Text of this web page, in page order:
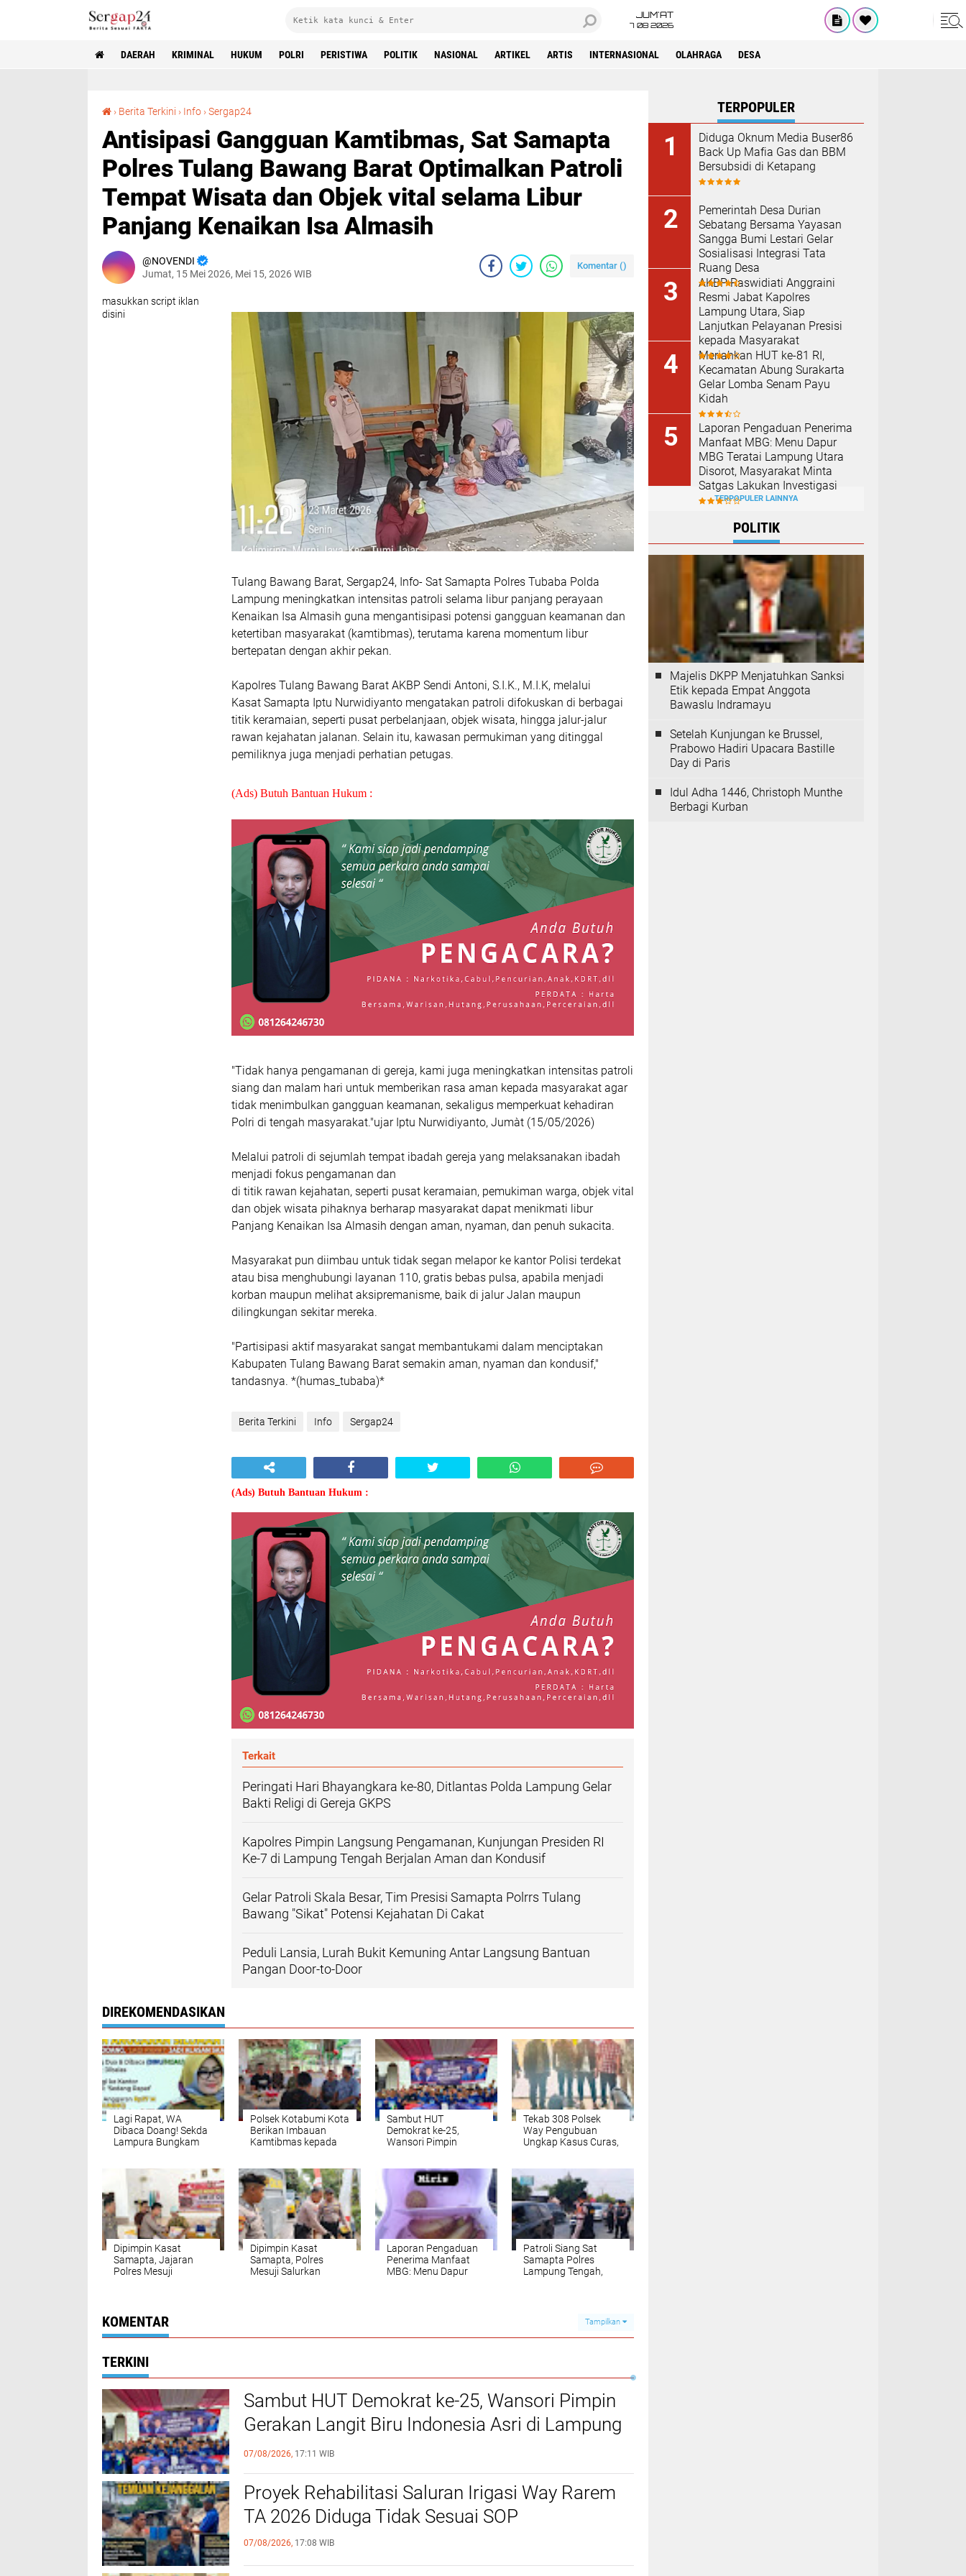
JUM'AT
7 08 2026
DAERAH KRIMINAL HUKUM POLRI PERISTIWA POLITIK NASIONAL ARTIKEL ARTIS INTERNASIONAL OLAHRAGA DESA
› Berita Terkini › Info ›Sergap24
Antisipasi Gangguan Kamtibmas, Sat Samapta
Polres Tulang Bawang Barat Optimalkan Patroli
Tempat Wisata dan Objek vital selama Libur
Panjang Kenaikan Isa Almasih
NOVENDI
Jumat, 15 Mei 2026, Mei 15, 2026 WIB
Komentar ()
masukkan script iklan
disini
Tulang Bawang Barat, Sergap24, Info- Sat Samapta Polres Tubaba Polda
Lampung meningkatkan intensitas patroli selama libur panjang perayaan
Kenaikan Isa Almasih guna mengantisipasi potensi gangguan keamanan dan
ketertiban masyarakat (kamtibmas), terutama karena momentum libur
bertepatan dengan akhir pekan.
Kapolres Tulang Bawang Barat AKBP Sendi Antoni, S.I.K., M.I.K, melalui
Kasat Samapta Iptu Nurwidiyanto mengatakan patroli difokuskan di berbagai
titik keramaian, seperti pusat perbelanjaan, objek wisata, hingga jalur-jalur
rawan kejahatan jalanan. Selain itu, kawasan permukiman yang ditinggal
pemiliknya juga menjadi perhatian petugas.
(Ads) Butuh Bantuan Hukum :
"Tidak hanya pengamanan di gereja, kami juga meningkatkan intensitas patroli
siang dan malam hari untuk memberikan rasa aman kepada masyarakat agar
tidak menimbulkan gangguan keamanan, sekaligus memperkuat kehadiran
Polri di tengah masyarakat."ujar Iptu Nurwidiyanto, Jumàt (15/05/2026)
Melalui patroli di sejumlah tempat ibadah gereja yang melaksanakan ibadah
menjadi fokus pengamanan dan
di titik rawan kejahatan, seperti pusat keramaian, pemukiman warga, objek vital
dan objek wisata pihaknya berharap masyarakat dapat menikmati libur
Panjang Kenaikan Isa Almasih dengan aman, nyaman, dan penuh sukacita.
Masyarakat pun diimbau untuk tidak segan melapor ke kantor Polisi terdekat
atau bisa menghubungi layanan 110, gratis bebas pulsa, apabila menjadi
korban maupun melihat aksipremanisme, baik di jalur Jalan maupun
dilingkungan sekitar mereka.
"Partisipasi aktif masyarakat sangat membantukami dalam menciptakan
Kabupaten Tulang Bawang Barat semakin aman, nyaman dan kondusif,"
tandasnya. *(humas_tubaba)*
Berita Terkini Info Sergap24
(Ads) Butuh Bantuan Hukum :
Terkait
Peringati Hari Bhayangkara ke-80, Ditlantas Polda Lampung Gelar
Bakti Religi di Gereja GKPS
Kapolres Pimpin Langsung Pengamanan, Kunjungan Presiden RI
Ke-7 di Lampung Tengah Berjalan Aman dan Kondusif
Gelar Patroli Skala Besar, Tim Presisi Samapta Polrrs Tulang
Bawang "Sikat" Potensi Kejahatan Di Cakat
Peduli Lansia, Lurah Bukit Kemuning Antar Langsung Bantuan
Pangan Door-to-Door
DIREKOMENDASIKAN
Lagi Rapat, WA
Dibaca Doang! Sekda
Lampura Bungkam
Polsek Kotabumi Kota
Berikan Imbauan
Kamtibmas kepada
Sambut HUT
Demokrat ke-25,
Wansori Pimpin
Lampung Utara
Tekab 308 Polsek
Way Pengubuan
Ungkap Kasus Curas,
Ditangkap
Dipimpin Kasat
Samapta, Jajaran
Polres Mesuji
Kegiatan Rutin Dalam
Program Jumat
Curhat
Dipimpin Kasat
Samapta, Polres
Mesuji Salurkan
Laporan Pengaduan
Penerima Manfaat
MBG: Menu Dapur
Patroli Siang Sat
Samapta Polres
Lampung Tengah,
KOMENTAR Tampilkan
TERKINI
Sambut HUT Demokrat ke-25, Wansori Pimpin
Gerakan Langit Biru Indonesia Asri di Lampung
Utara
07/08/2026, 17:11 WIB
Proyek Rehabilitasi Saluran Irigasi Way Rarem
TA 2026 Diduga Tidak Sesuai SOP
07/08/2026, 17:08 WIB
TERPOPULER
Diduga Oknum Media Buser86
Back Up Mafia Gas dan BBM
Bersubsidi di Ketapang
Pemerintah Desa Durian
Sebatang Bersama Yayasan
Sangga Bumi Lestari Gelar
Sosialisasi Integrasi Tata
Ruang Desa
AKBP Raswidiati Anggraini
Resmi Jabat Kapolres
Lampung Utara, Siap
Lanjutkan Pelayanan Presisi
kepada Masyarakat
Meriahkan HUT ke-81 RI,
Kecamatan Abung Surakarta
Gelar Lomba Senam Payu
Kidah
Laporan Pengaduan Penerima
Manfaat MBG: Menu Dapur
MBG Teratai Lampung Utara
Disorot, Masyarakat Minta
Satgas Lakukan Investigasi
TERPOPULER LAINNYA
POLITIK
Majelis DKPP Menjatuhkan Sanksi
Etik kepada Empat Anggota
Bawaslu Indramayu
Setelah Kunjungan ke Brussel,
Prabowo Hadiri Upacara Bastille
Day di Paris
Idul Adha 1446, Christoph Munthe
Berbagi Kurban